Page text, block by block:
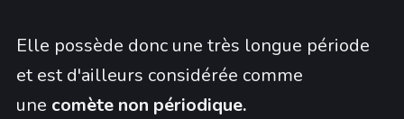
Elle possède donc une très longue période
et est d'ailleurs considérée comme
une comète non périodique.